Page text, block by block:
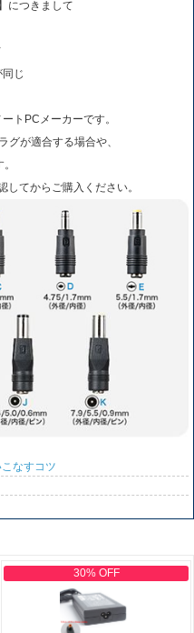
につきまして
じ
トPCメーカーです。
グが適合する場合や、
てからご購入ください。
なすコツ
30% OFF